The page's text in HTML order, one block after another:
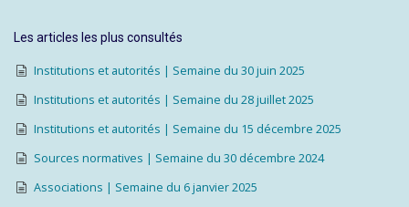
Les articles les plus consultés
Institutions et autorités | Semaine du 30 juin 2025
Institutions et autorités | Semaine du 28 juillet 2025
Institutions et autorités | Semaine du 15 décembre 2025
Sources normatives | Semaine du 30 décembre 2024
Associations | Semaine du 6 janvier 2025